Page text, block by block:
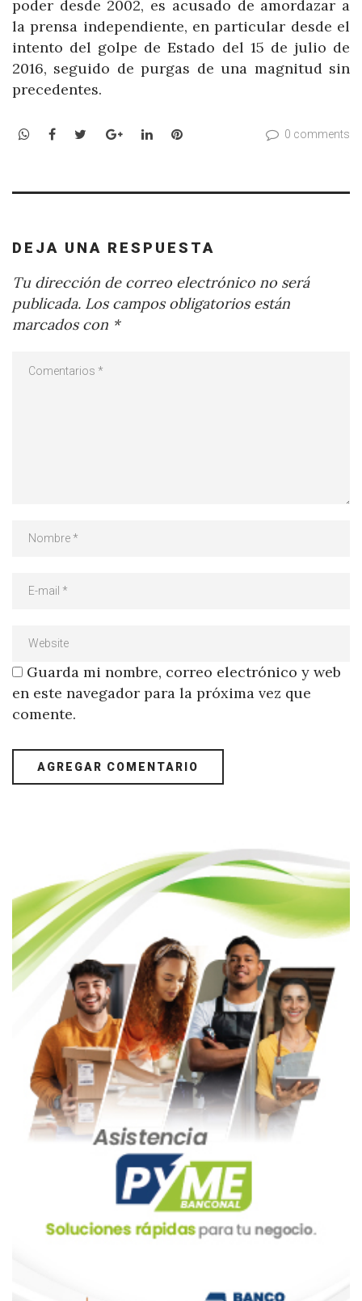
poder desde 2002, es acusado de amordazar a
la prensa independiente, en particular desde el
intento del golpe de Estado del 15 de julio de
2016, seguido de purgas de una magnitud sin
precedentes.
WhatsApp
Facebook
TwitterGoogle+LinkedInPinterest 0 comments
DEJA UNA RESPUESTA
Tu dirección de correo electrónico no será
publicada. Los campos obligatorios están
marcados con *
Guarda mi nombre, correo electrónico y web
en este navegador para la próxima vez que
comente.